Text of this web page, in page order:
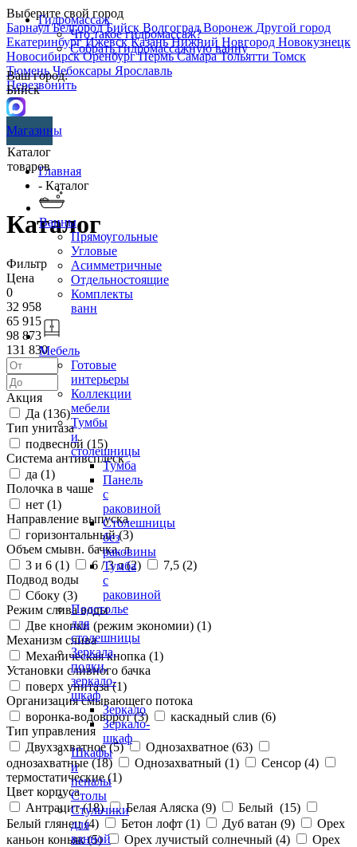
Выберите свой город
БарнаулБелгородБийск ВолгоградВоронеж Другой город
ЕкатеринбургИжевскКазаньНижний Новгород Новокузнецк
НовосибирскОренбургПермьСамараТольятти Томск
ТюменьЧебоксары Ярославль
Перезвонить
Гидромассаж
Что такое гидромассаж?
Собрать гидромассажную ванну
Ваш город:
Бийск
Магазины
Каталог
товаров
Ванны
Прямоугольные
Угловые
Асимметричные
Отдельностоящие
Комплекты
ванн
Мебель
Готовые
интерьеры
Коллекции
мебели
Тумбы
и
столешницы
Тумба
Панель
с
раковиной
Столешницы
без
раковины
Тумба
с
раковиной
Подстолье
для
столешницы
Зеркала,
полки,
зеркало-
шкаф
Зеркало
Зеркало-
шкаф
Шкафы
и
пеналы
Столы
Стульчики
для
ванной
Главная
- Каталог
Каталог
Фильтр
Цена
0
32 958
65 915
98 873
131 830
Акция
Да (136)
Тип унитаза
подвесной (15)
Система антивсплеск
да (1)
Полочка в чаше
нет (1)
Направление выпуска
горизонтальный (3)
Объем смывн. бачка, л
3 и 6 (1) 6 / 3 л (2) 7,5 (2)
Подвод воды
Сбоку (3)
Режим слива воды
Две кнопки (режим экономии) (1)
Механизм слива
Механическая кнопка (1)
Установки сливного бачка
поверх унитаза (1)
Организация смывающего потока
воронка-водоворот (3) каскадный слив (6)
Тип управления
Двухзахватное (5) Однозахватное (63)
однозахватные (18) Однозахватный (1) Сенсор (4)
термостатические (1)
Цвет корпуса
Антрацит (18) Белая Аляска (9) Белый (15)
Белый глянец (4) Бетон лофт (1) Дуб ватан (9)
Орех
каньон коньяк (5) Орех лучистый солнечный (4)
Орех